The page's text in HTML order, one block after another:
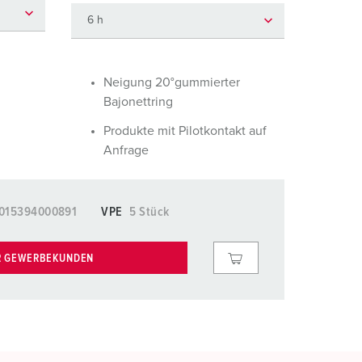
Kühlcontainer
Neigung 20°gummierter
Bajonettring
Produkte mit Pilotkontakt auf
Anfrage
VPE 5 Stück
GEWERBEKUNDEN